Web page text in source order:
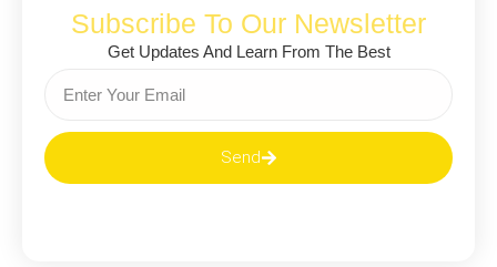
Subscribe To Our Newsletter
Get Updates And Learn From The Best
Send